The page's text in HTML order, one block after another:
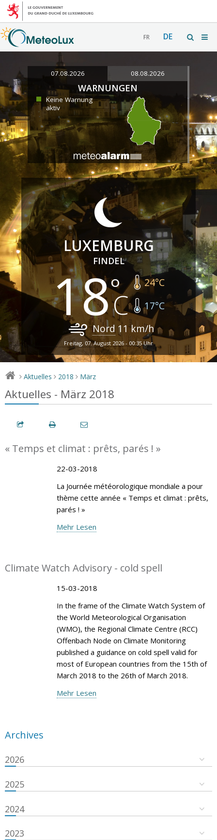
FR DE
07.08.2026 08.08.2026
WARNUNGEN
Keine Warnung
aktiv
LUXEMBURG
FINDEL
18 24°C
17°C
Nord 11km/h
Freitag, 07. August 2026 - 00:35 Uhr
> Aktuelles > 2018 > März
Aktuelles - März 2018
« Temps et climat : prêts, parés ! »
22-03-2018
La Journée météorologique mondiale a pour
thème cette année « Temps et climat : prêts,
parés ! »
Mehr Lesen
Climate Watch Advisory - cold spell
15-03-2018
In the frame of the Climate Watch System of
the World Meteorological Organisation
(WMO), the Regional Climate Centre (RCC)
Offenbach Node on Climate Monitoring
published a guidance on cold spell valid for
most of European countries from the 15th of
March 2018 to the 26th of March 2018.
Mehr Lesen
Archives
2026
2025
2024
2023